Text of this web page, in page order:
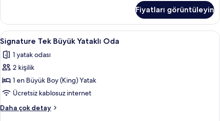
Oda
hakkında
daha
fazla
detay
Fiyatları görüntüleyin
Signature
Tek
Büyük
Yataklı
Oda
için
tüm
fotoğrafları
20
Signature Tek Büyük Yataklı Oda
1 yatak odası
2 kişilik
1 en Büyük Boy (King) Yatak
Ücretsiz kablosuz internet
Daha çok detay
Signature